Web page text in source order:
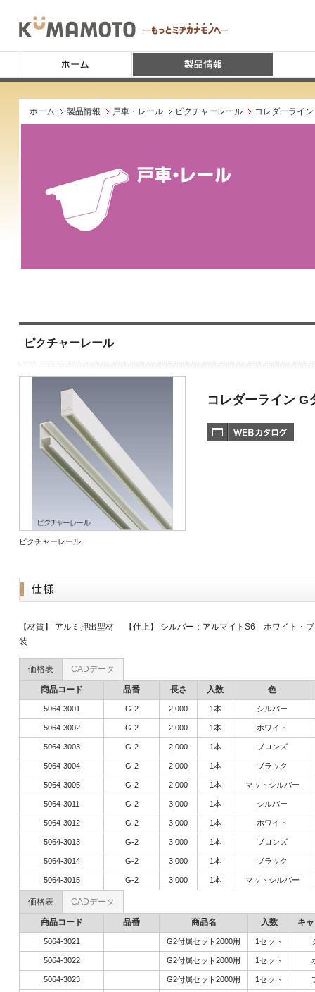
ホーム 製品情報 戸車・レール ピクチャーレール コレダーライ
ピクチャーレール
ピクチャーレール
コレダーライン G
【材質】 アルミ押出型材 【仕上】 シルバー：アルマイトS6 ホワイト・
装
価格表 CADデータ
商品コード 品番
5064-3001 G-2
5064-3002 G-2
5064-3003 G-2
5064-3004 G-2
5064-3005 G-2
5064-3011 G-2
5064-3012 G-2
5064-3013 G-2
5064-3014 G-2
5064-3015 G-2
長さ 入数 色
2,000 1本 シルバー
2,000 1本 ホワイト
2,000 1本 ブロンズ
2,000 1本 ブラック
2,000 1本 マットシルバー
3,000 1本 シルバー
3,000 1本 ホワイト
3,000 1本 ブロンズ
3,000 1本 ブラック
3,000 1本 マットシルバー
価格表 CADデータ
商品コード 品番
5064-3021
5064-3022
5064-3023
商品名 入数 キ
G2付属セット2000用 1セット
G2付属セット2000用 1セット
G2付属セット2000用 1セット